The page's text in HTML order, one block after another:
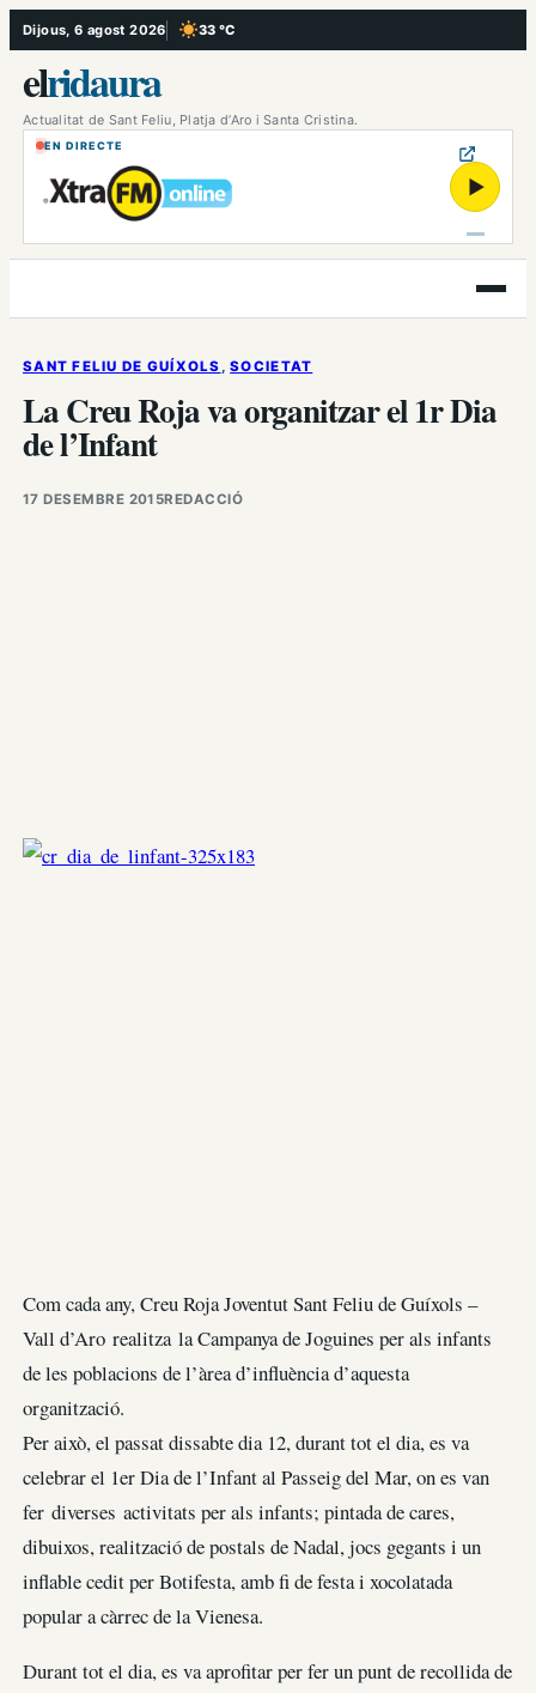
Vés
al
contingut
Dijous, 6 agost 2026 33 °C
, Cel serè
elridaura
Actualitat de Sant Feliu, Platja d’Aro i Santa Cristina.
EN DIRECTE
▶
Obre
el
SANT FELIU DE GUÍXOLS , SOCIETAT
La Creu Roja va organitzar el 1r Dia
de l’Infant
17 DESEMBRE 2015REDACCIÓ
Com cada any, Creu Roja Joventut Sant Feliu de Guíxols –
Vall d’Aro realitza la Campanya de Joguines per als infants
de les poblacions de l’àrea d’influència d’aquesta
organització.
Per això, el passat dissabte dia 12, durant tot el dia, es va
celebrar el 1er Dia de l’Infant al Passeig del Mar, on es van
fer diverses activitats per als infants; pintada de cares,
dibuixos, realització de postals de Nadal, jocs gegants i un
inflable cedit per Botifesta, amb fi de festa i xocolatada
popular a càrrec de la Vienesa.
Durant tot el dia, es va aprofitar per fer un punt de recollida de